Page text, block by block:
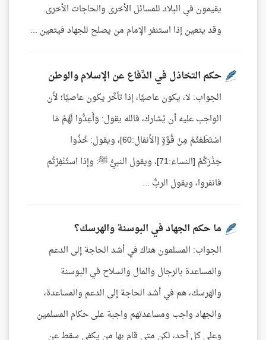
يقيمون في البلاد للمسائل الأخرى والحاجات الأخرى.
وقد يتعين إذا استنفر الإمام من يصلح للجهاد فيتعين ...
حكم التخاذل في الدِّفاع عن الإسلام والوطن
الجواب: لا، يكون عاصيًا، إذا تأخَّر يكون عاصيًا؛ لأن
الواجب عليه أن يُشارك، فالله يقول: وَأَعِدُّوا لَهُمْ مَا
اسْتَطَعْتُمْ مِنْ قُوَّةٍ [الأنفال:60]، ويقول: خُذُوا
حِذْرَكُمْ [النساء:71]، ويقول النبيُّ ﷺ: وإذا استُنْفِرْتُم
فانفروا، ويقول الربُّ ...
ما حكم الجهاد في البوسنة والهرسك؟
الجواب: المسلمون هناك في أشد الحاجة إلى الدعم
والمساعدة بالرجال والمال والسلاح في البوسنة
والهرسك، هم في أشد الحاجة إلى الدعم والمساعدة،
والجهاد واجب ومساعدتهم واجبة على حكام المسلمين
وعلى كل أحد، لكن متى قام بها من يكفي سقط عن